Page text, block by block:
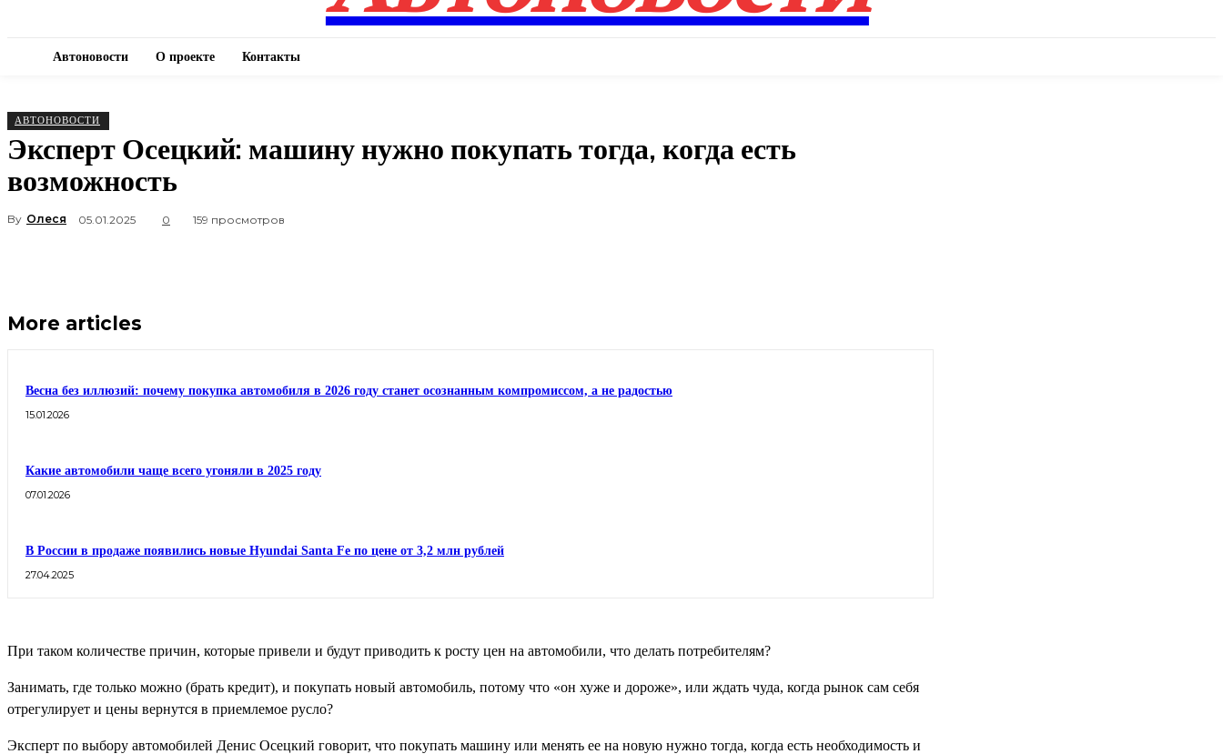
Автоновости О проекте Контакты
АВТОНОВОСТИ
Эксперт Осецкий: машину нужно покупать тогда, когда есть
возможность
By Олеся 05.01.2025 0 159 просмотров
More articles
Весна без иллюзий: почему покупка автомобиля в 2026 году станет осознанным компромиссом, а не радостью
15.01.2026
Какие автомобили чаще всего угоняли в 2025 году
07.01.2026
В России в продаже появились новые Hyundai Santa Fe по цене от 3,2 млн рублей
27.04.2025
При таком количестве причин, которые привели и будут приводить к росту цен на автомобили, что делать потребителям?
Занимать, где только можно (брать кредит), и покупать новый автомобиль, потому что «он хуже и дороже», или ждать чуда, когда рынок сам себя
отрегулирует и цены вернутся в приемлемое русло?
Эксперт по выбору автомобилей Денис Осецкий говорит, что покупать машину или менять ее на новую нужно тогда, когда есть необходимость и